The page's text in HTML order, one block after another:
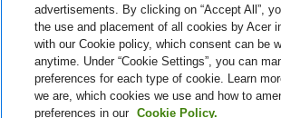
1 2 3
advertisements. By clicking on “Accept All”,
the use and placement of all cookies by Acer
with our Cookie policy, which consent can be
anytime. Under “Cookie Settings”, you can
preferences for each type of cookie. Learn
we are, which cookies we use and how to
preferences in our
Cookie Policy.